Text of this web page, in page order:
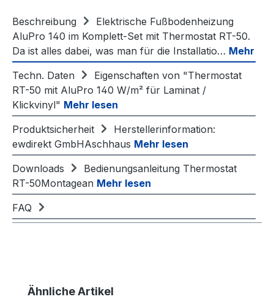
Beschreibung
Elektrische Fußbodenheizung
AluPro 140 im Komplett-Set mit Thermostat RT-50.
Da ist alles dabei, was man für die Installatio… Mehr
Techn. Daten
Eigenschaften von "Thermostat
RT-50 mit AluPro 140 W/m² für Laminat /
Klickvinyl" Mehr lesen
Produktsicherheit
Herstellerinformation:
ewdirekt GmbHAschhaus Mehr lesen
Downloads
Bedienungsanleitung Thermostat
RT-50Montagean Mehr lesen
FAQ
Produktgalerie überspringen
Ähnliche Artikel